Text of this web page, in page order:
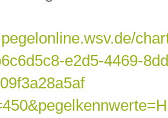
e2d5-4469-